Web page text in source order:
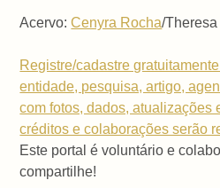
Acervo:Cenyra Rocha/
Registre/cadastre
entidade, pesquisa, artigo,
com fotos, dados, atualizações
créditos e colaborações serão
Este portal é voluntário e
compartilhe!